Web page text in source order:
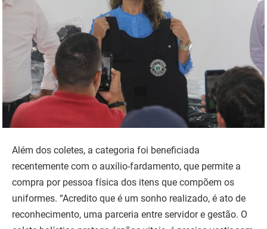
Além dos coletes, a categoria foi beneficiada
recentemente com o auxílio-fardamento, que permite a
compra por pessoa física dos itens que compõem os
uniformes. “Acredito que é um sonho realizado, é ato de
reconhecimento, uma parceria entre servidor e gestão. O